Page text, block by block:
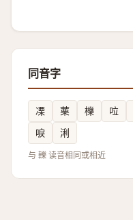
同音字
凓 䔁 櫟 㕸
唳
浰
与 轢 读音相同或相近